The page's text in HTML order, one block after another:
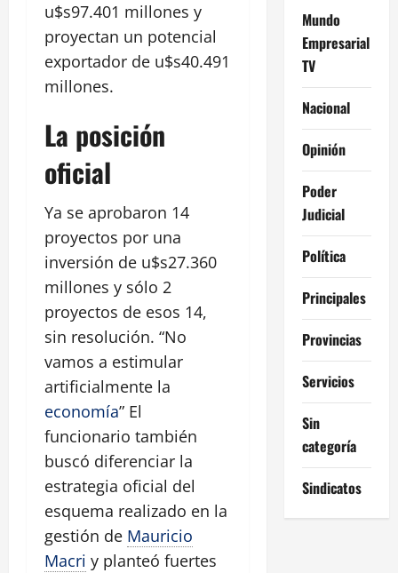
u$s97.401 millones y
proyectan un potencial
exportador de u$s40.491
millones.
La posición
oficial
Ya se aprobaron 14
proyectos por una
inversión de u$s27.360
millones y sólo 2
proyectos de esos 14,
sin resolución. “No
vamos a estimular
artificialmente la
economía” El
funcionario también
buscó diferenciar la
estrategia oficial del
esquema realizado en la
gestión de Mauricio
Macri y planteó fuertes
Mundo
Empresarial
TV
Nacional
Opinión
Poder
Judicial
Política
Principales
Provincias
Servicios
Sin
categoría
Sindicatos